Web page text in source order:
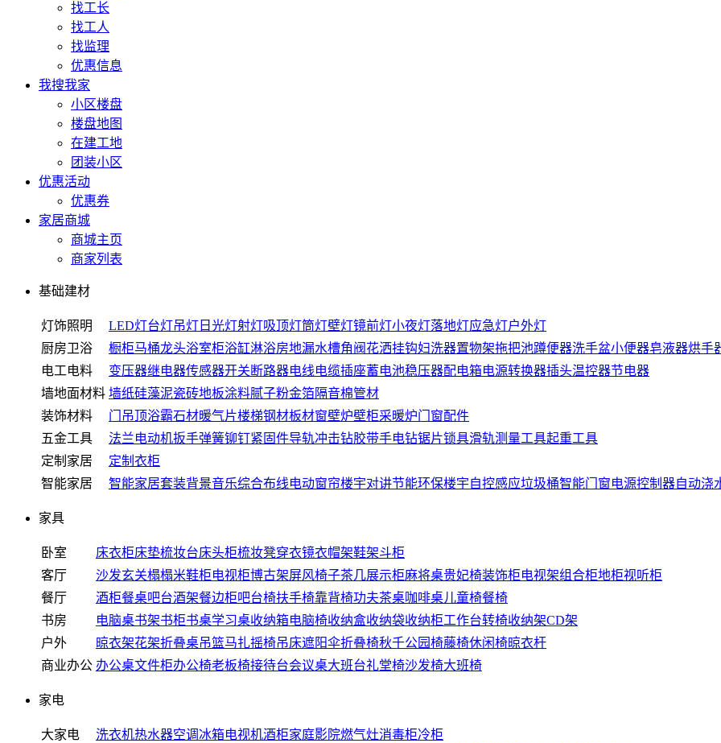
找工长
找工人
找监理
优惠信息
我搜我家
小区楼盘
楼盘地图
在建工地
团装小区
优惠活动
优惠券
家居商城
商城主页
商家列表
基础建材
灯饰照明 LED灯台灯吊灯 日光灯射灯吸顶灯筒灯壁灯镜前灯小夜灯落地灯应急灯户外灯
厨房卫浴
橱柜马桶龙头浴室柜浴缸淋浴房地漏水槽角阀 花洒挂钩妇洗器置物架拖把池蹲便器洗手盆小便器皂液器烘手
电工电料
变压器继电器传感器开关断路器电线电缆插座蓄电池稳压器配电箱电源转换器插头温控器节电器
墙地面材料 墙纸硅藻泥瓷砖地板涂料腻子粉金箔隔音棉管材
装饰材料
门 吊顶浴霸石材暖气片楼梯钢材板材窗壁炉壁柜采暖炉门窗配件
五金工具
法兰电动机扳手弹簧铆钉紧固件导轨冲击钻胶带手电钻锯片锁具滑轨测量工具起重工具
定制家居
定制衣柜
智能家居
智能家居套装背景音乐综合布线电动窗帘楼宇对讲节能环保楼宇自控感应垃圾桶智能门窗电源控制器自动浇
家具
卧室 床衣柜床垫梳妆台床头柜梳妆凳穿衣镜衣帽架鞋架斗柜
客厅
沙发玄关榻榻米鞋柜电视柜博古架屏风椅子茶几展示柜麻将桌贵妃椅装饰柜电视架组合柜地柜视听柜
餐厅
酒柜餐桌吧台酒架餐边柜吧台椅扶手椅靠背椅功夫茶桌咖啡桌儿童椅餐椅
书房
电脑桌书架书柜书桌学习桌收纳箱电脑椅收纳盒收纳袋收纳柜工作台转椅收纳架CD架
户外
晾衣架花架折叠桌吊篮马扎摇椅吊床遮阳伞折叠椅秋千公园椅藤椅休闲椅晾衣杆
商业办公 办公桌文件柜办公椅老板椅接待台会议桌大班台礼堂椅沙发椅大班椅
家电
大家电 洗衣机热水器空调冰箱电视机酒柜家庭影院燃气灶消毒柜冷柜